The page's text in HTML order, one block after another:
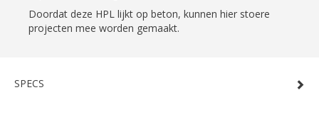
Doordat deze HPL lijkt op beton, kunnen hier stoere
projecten mee worden gemaakt.
SPECS